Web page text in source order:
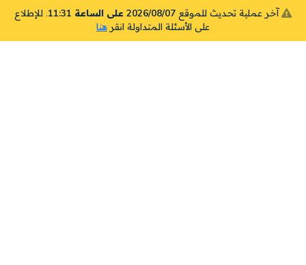
آخر عملية تحديث للموقع 2026/08/07 على الساعة 11:31
. للإطلاع
على الأسئلة المتداولة انقر هنا